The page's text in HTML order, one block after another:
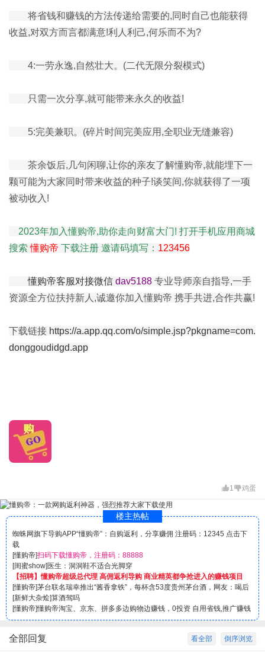
将省钱和赚钱的方法传递给需要的,同时自己也能获得
收益,对双方而言都满意!利人利己,何乐而不为?
4:一劳永逸,自然壮大。(二代无限分裂模式)
只需一次分享,就可能带来永久的收益!
5:完美兼职。(碎片时间完美应用,全职业无缝兼容)
茶余饭后,几句闲聊,让你的亲友了解懂购帝,就能埋下一
颗可能为大家同时带来收益的种子!谈笑间,你就获得了一项
被动收入!
2023年加入懂购帝,助你走向财富大门! 打开手机应用商城
搜索懂购帝 下载注册 邀请码填写： 123456
懂购帝客服对接微信 dav5188 专业导师亲自指导,一手
资源全方位扶持新人,诚邀你加入懂购帝 携手共进,合作共赢!
下载链接 https://a.app.qq.com/o/simple.jsp?pkgname=com.
donggoudidgd.app
1 鸡蛋
楼主热帖
蜘蛛网旗下导购APP“懂购帝”：自购返利，分享赚佣 注册码：12345 点击下
载
扫码下载懂购帝，注册码：88888
[懂购帝]
医生：洞洞鞋不适合光脚穿
[闺蜜show]
【招聘】懂购帝超级总代理 高佣返利导购 商业精英都争抢进入的赚钱项目
[懂购帝]茅台联名瑞幸推出“酱香拿铁”，每杯含53度贵州茅台酒，网友：喝后
算酒驾吗
[新鲜大杂烩]
懂购帝淘宝、京东、拼多多边购物边赚钱，0投资 自用省钱,推广赚钱
[懂购帝]
倒序浏览
看全部
全部回复